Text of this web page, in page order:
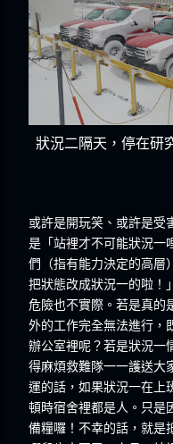
狀況二隔天，停在研
或許是開玩笑、或許是受
是「站裡才不可能狀況一
們（指有能力決定的高層
把狀態改成狀況一的啦！
危險也不實際。若是真的
外的工作完全無法進行，
辦公室裡呢？若是狀況一
得麻煩救難隊一一護送大
運的話，如果狀況一在上
頓時宿舍裡都是人。只是
備糧囉！不幸的話，就是